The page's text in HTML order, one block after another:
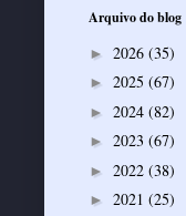
Arquivo do blog
► 2026 (35)
► 2025 (67)
► 2024 (82)
► 2023 (67)
► 2022 (38)
► 2021 (25)